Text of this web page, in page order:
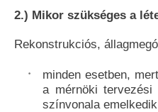
2.) Mikor szükséges a
Rekonstrukciós,
minden esetben,
a mérnöki tervezési
színvonala